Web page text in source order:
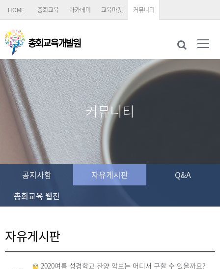
HOME 총회교육 아카데미 교육마켓 커뮤니티
커뮤니티
공지사항 자유게시판
Q&A
총회교육 웹진
자유게시판
2020여름 성경학교 찬양 악보는 어디서 구할 수 있을까요?